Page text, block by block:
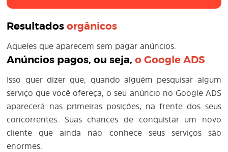
Resultadosorgânicos
Aqueles que aparecem sem pagar anúncios.
Anúncios pagos, ou seja,oGoogle ADS
Isso quer dizer que, quando alguém pesquisar algum
serviço que você ofereça, o seu anúncio no Google ADS
aparecerá nas primeiras posições, na frente dos seus
concorrentes. Suas chances de conquistar um novo
cliente que ainda não conhece seus serviços são
enormes.